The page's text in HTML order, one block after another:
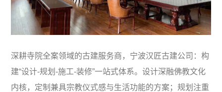
深耕寺院全案领域的古建服务商，宁波汉匠古建公司：构
建“设计-规划-施工-装修”一站式体系。设计深融佛教文化
内核，定制兼具宗教仪式感与生活功能的方案；规划注重